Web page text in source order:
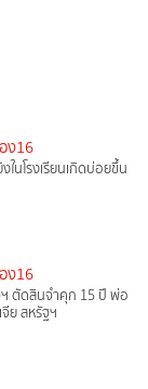
ง16
นโรงเรียนเกิดบ่อยขึ้น
ง16
ตัดสินจำคุก 15 ปี พ่อ
จีย สหรัฐฯ